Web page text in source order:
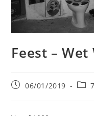
Feest –
Bericht06/01/2019